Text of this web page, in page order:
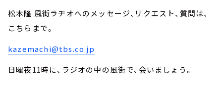
松本隆 風街ラヂオへのメッセージ、リクエスト、質問は、
こちらまで。
kazemachi@tbs.co.jp
日曜夜11時に、ラジオの中の風街で、会いましょう。